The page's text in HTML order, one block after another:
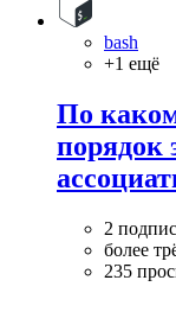
bash
+1 ещё
По
порядок
2
более
235